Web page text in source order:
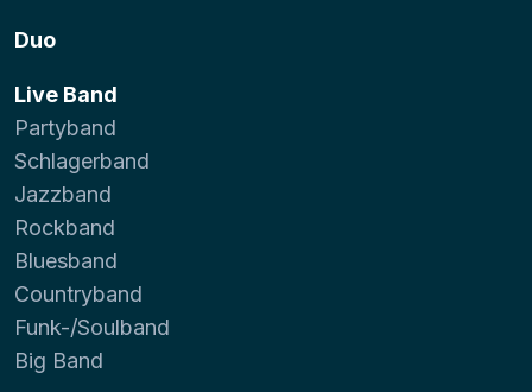
Duo
Live Band
Partyband
Schlagerband
Jazzband
Rockband
Bluesband
Countryband
Funk-/Soulband
Big Band